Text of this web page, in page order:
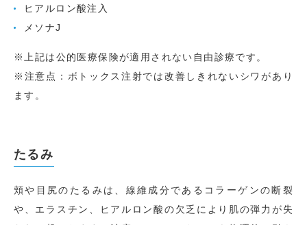
ヒアルロン酸注入
メソナJ
※上記は公的医療保険が適用されない自由診療です。
※注意点：ボトックス注射では改善しきれないシワがあり
ます。
たるみ
頬や目尻のたるみは、線維成分であるコラーゲンの断裂
や、エラスチン、ヒアルロン酸の欠乏により肌の弾力が失